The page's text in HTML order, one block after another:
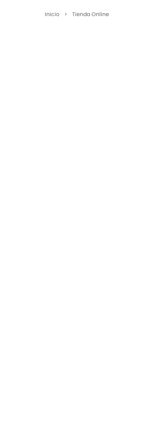
Inicio > Tienda Online